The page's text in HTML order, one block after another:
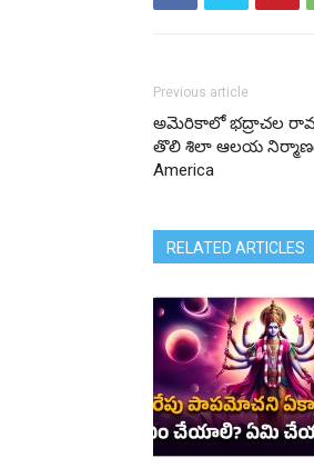
Previous article
అమెరికాలో భద్రాచల
తొలి శిలా ఆలయ నిర్మాణం |
America
RELATED ARTICLES